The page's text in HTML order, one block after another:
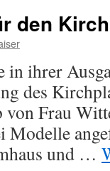
den
ihrer
des
Frau
und …